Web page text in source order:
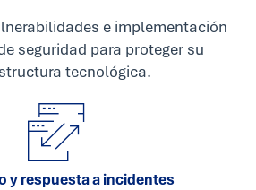
e implementación
seguridad para proteger su
tecnológica.
y respuesta a incidentes